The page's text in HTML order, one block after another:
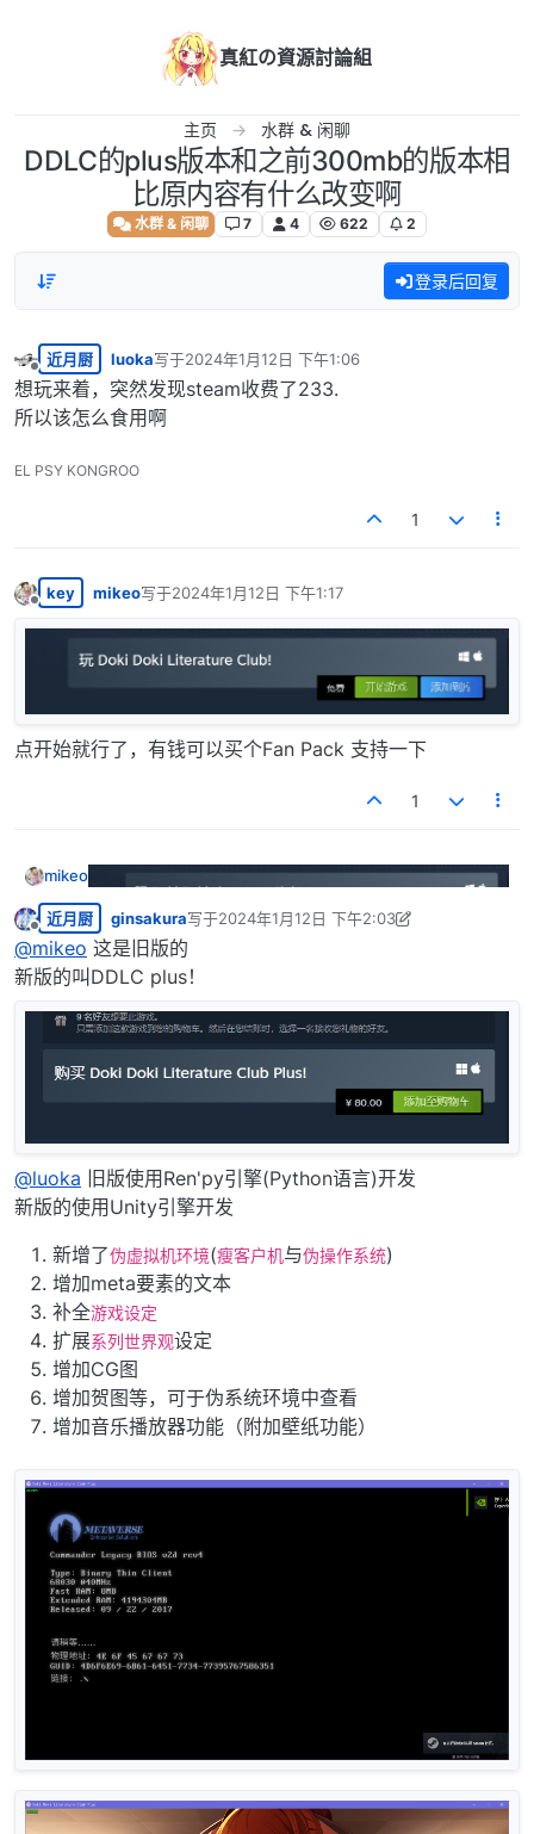
真紅の資源討論組
主页 水群 & 闲聊
DDLC的plus版本和之前300mb的版本相
比原内容有什么改变啊
水群 & 闲聊 7 4 622 2
登录后回复
离线
近月厨 luoka写于2024年1月12日 下午1:06
最后由 编辑
想玩来着，突然发现steam收费了233.
所以该怎么食用啊
EL PSY KONGROO
1
离线
key mikeo写于2024年1月12日 下午1:17
最后由 编辑
点开始就行了，有钱可以买个Fan Pack 支持一下
1
mikeo
点开始就行了，有钱可以买个Fan Pack 支持一下
离线
近月厨 ginsakura写于2024年1月12日 下午2:03
最后由 ginsakura 编辑 2024年1月12日 上午8:10
@mikeo 这是旧版的
新版的叫DDLC plus！
@luoka 旧版使用Ren'py引擎(Python语言)开发
新版的使用Unity引擎开发
新增了伪虚拟机环境(瘦客户机与伪操作系统)
增加meta要素的文本
补全游戏设定
扩展系列世界观设定
增加CG图
增加贺图等，可于伪系统环境中查看
增加音乐播放器功能（附加壁纸功能）